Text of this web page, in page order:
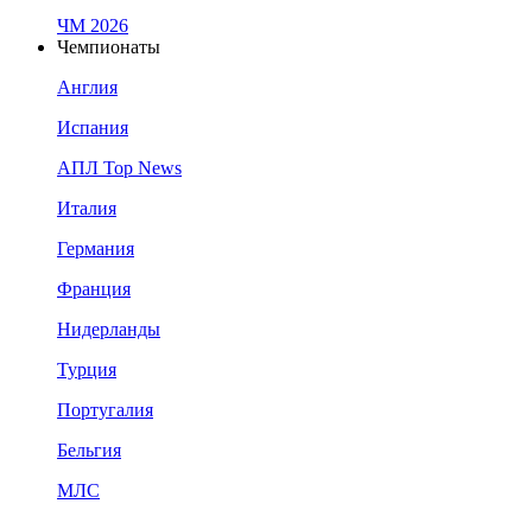
ЧМ 2026
Чемпионаты
Англия
Испания
АПЛ Top News
Италия
Германия
Франция
Нидерланды
Турция
Португалия
Бельгия
МЛС